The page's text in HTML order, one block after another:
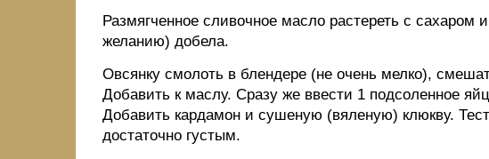
Размягченное сливочное масло растереть с сахаром
желанию) добела.
Овсянку смолоть в блендере (не очень мелко),
Добавить к маслу. Сразу же ввести 1 подсоленное
Добавить кардамон и сушеную (вяленую) клюкву.
достаточно густым.